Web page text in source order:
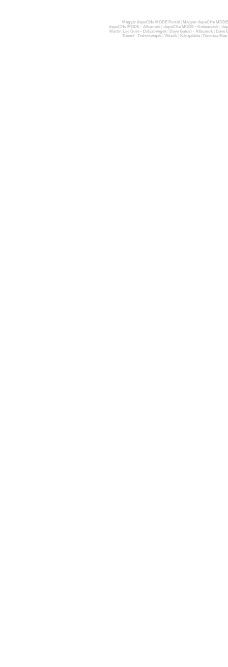
Magyar depeCHe MODE Portál
Magyar depeCHe
depeCHe MODE - Albumok| depeCHe MODE - Kislemezek|
Martin Lee Gore - Dalszövegek| Dave Gahan - Albumok|
Dave
Recoil - Dalszövegek| Videók| Képgaléria| Devotee Map